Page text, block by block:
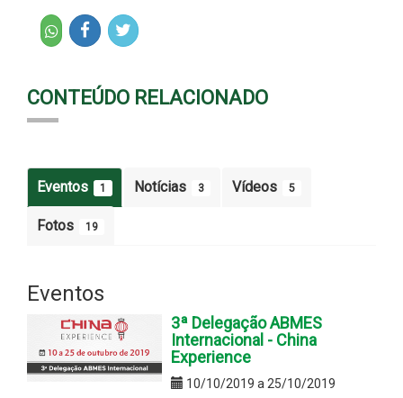
CONTEÚDO RELACIONADO
Eventos 1 Notícias 3 Vídeos 5
Fotos 19
Eventos
3ª Delegação ABMES
Internacional - China
Experience
10/10/2019 a 25/10/2019